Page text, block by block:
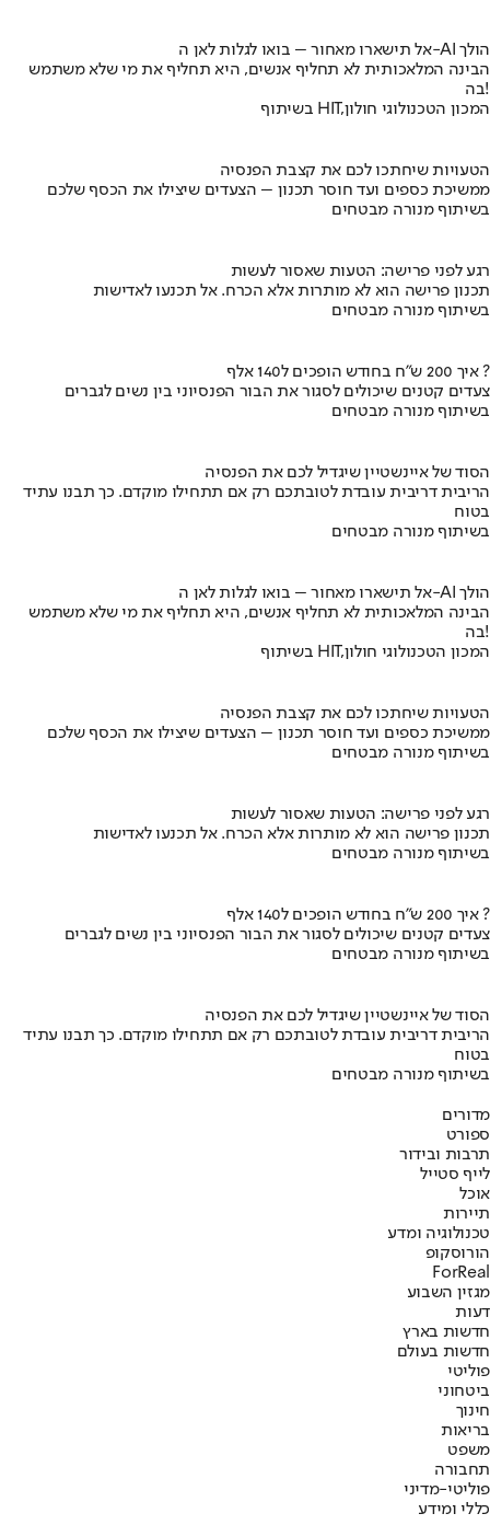
אל תישארו מאחור – בואו לגלות לאן ה-AI הולך
הבינה המלאכותית לא תחליף אנשים, היא תחליף את מי שלא משתמש
בה!
בשיתוף HIT,המכון הטכנולוגי חולון
הטעויות שיחתכו לכם את קצבת הפנסיה
ממשיכת כספים ועד חוסר תכנון – הצעדים שיצילו את הכסף שלכם
בשיתוף מנורה מבטחים
רגע לפני פרישה: הטעות שאסור לעשות
תכנון פרישה הוא לא מותרות אלא הכרח. אל תכנעו לאדישות
בשיתוף מנורה מבטחים
איך 200 ש"ח בחודש הופכים ל140 אלף ?
צעדים קטנים שיכולים לסגור את הבור הפנסיוני בין נשים לגברים
בשיתוף מנורה מבטחים
הסוד של איינשטיין שיגדיל לכם את הפנסיה
הריבית דריבית עובדת לטובתכם רק אם תתחילו מוקדם. כך תבנו עתיד
בטוח
בשיתוף מנורה מבטחים
אל תישארו מאחור – בואו לגלות לאן ה-AI הולך
הבינה המלאכותית לא תחליף אנשים, היא תחליף את מי שלא משתמש
בה!
בשיתוף HIT,המכון הטכנולוגי חולון
הטעויות שיחתכו לכם את קצבת הפנסיה
ממשיכת כספים ועד חוסר תכנון – הצעדים שיצילו את הכסף שלכם
בשיתוף מנורה מבטחים
רגע לפני פרישה: הטעות שאסור לעשות
תכנון פרישה הוא לא מותרות אלא הכרח. אל תכנעו לאדישות
בשיתוף מנורה מבטחים
איך 200 ש"ח בחודש הופכים ל140 אלף ?
צעדים קטנים שיכולים לסגור את הבור הפנסיוני בין נשים לגברים
בשיתוף מנורה מבטחים
הסוד של איינשטיין שיגדיל לכם את הפנסיה
הריבית דריבית עובדת לטובתכם רק אם תתחילו מוקדם. כך תבנו עתיד
בטוח
בשיתוף מנורה מבטחים
מדורים
ספורט
תרבות ובידור
לייף סטייל
אוכל
תיירות
טכנולוגיה ומדע
הורוסקופ
ForReal
מגזין השבוע
דעות
חדשות בארץ
חדשות בעולם
פוליטי
ביטחוני
חינוך
בריאות
משפט
תחבורה
פוליטי-מדיני
כללי ומידע